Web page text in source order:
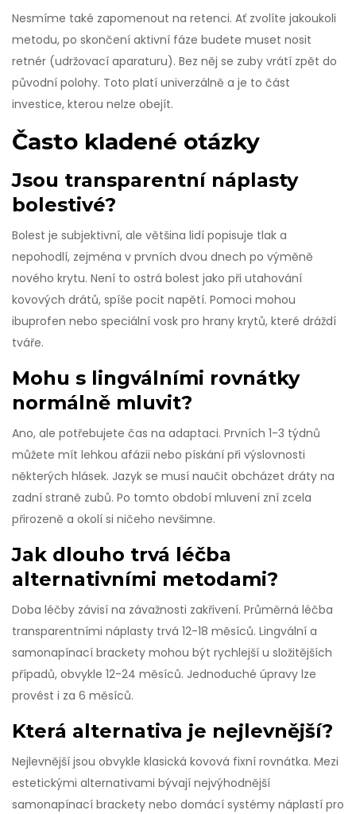
Nesmíme také zapomenout na retenci. Ať zvolíte jakoukoli
metodu, po skončení aktivní fáze budete muset nosit
retnér (udržovací aparaturu). Bez něj se zuby vrátí zpět do
původní polohy. Toto platí univerzálně a je to část
investice, kterou nelze obejít.
Často kladené otázky
Jsou transparentní náplasty
bolestivé?
Bolest je subjektivní, ale většina lidí popisuje tlak a
nepohodlí, zejména v prvních dvou dnech po výměně
nového krytu. Není to ostrá bolest jako při utahování
kovových drátů, spíše pocit napětí. Pomoci mohou
ibuprofen nebo speciální vosk pro hrany krytů, které dráždí
tváře.
Mohu s lingválními rovnátky
normálně mluvit?
Ano, ale potřebujete čas na adaptaci. Prvních 1-3 týdnů
můžete mít lehkou afázii nebo pískání při výslovnosti
některých hlásek. Jazyk se musí naučit obcházet dráty na
zadní straně zubů. Po tomto období mluvení zní zcela
přirozeně a okolí si ničeho nevšimne.
Jak dlouho trvá léčba
alternativními metodami?
Doba léčby závisí na závažnosti zakřivení. Průměrná léčba
transparentními náplasty trvá 12-18 měsíců. Lingvální a
samonapínací brackety mohou být rychlejší u složitějších
případů, obvykle 12-24 měsíců. Jednoduché úpravy lze
provést i za 6 měsíců.
Která alternativa je nejlevnější?
Nejlevnější jsou obvykle klasická kovová fixní rovnátka. Mezi
estetickými alternativami bývají nejvýhodnější
samonapínací brackety nebo domácí systémy náplastí pro